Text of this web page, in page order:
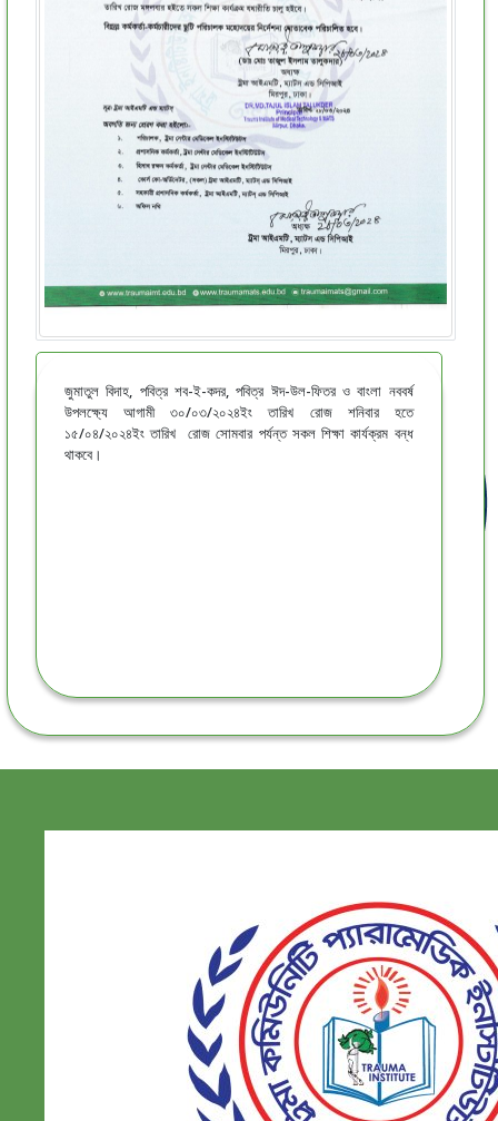
জুমাতুল বিদাহ, পবিত্র শব-ই-কদর, পবিত্র ঈদ-উল-ফিতর ও বাংলা নববর্ষ
উপলক্ষ্যে আগামী ৩০/০৩/২০২৪ইং তারিখ রোজ শনিবার হতে
১৫/০৪/২০২৪ইং তারিখ রোজ সোমবার পর্যন্ত সকল শিক্ষা কার্যক্রম বন্ধ
থাকবে।